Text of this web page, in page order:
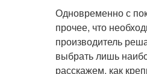
Одновременно с
прочее, что
производитель
выбрать лишь
расскажем, как